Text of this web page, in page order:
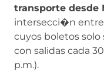
transporte desde
intersecci�n entre
cuyos boletos
con salidas cada
p.m.).